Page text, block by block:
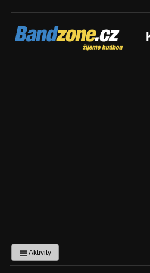
Bandzone.cz
žijeme hudbou
Aktivity